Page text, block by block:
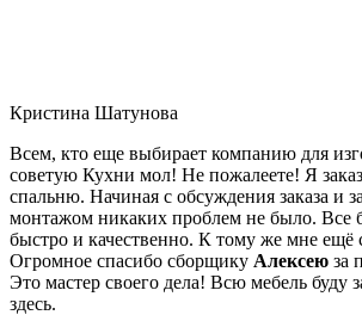
Кристина Шатунова
Всем, кто еще выбирает компанию для
советую Кухни мол! Не пожалеете! Я
спальню. Начиная с обсуждения заказа и
монтажом никаких проблем не было. Все
быстро и качественно. К тому же мне ещё
Огромное спасибо сборщику Алексею за
Это мастер своего дела! Всю мебель буду
здесь.